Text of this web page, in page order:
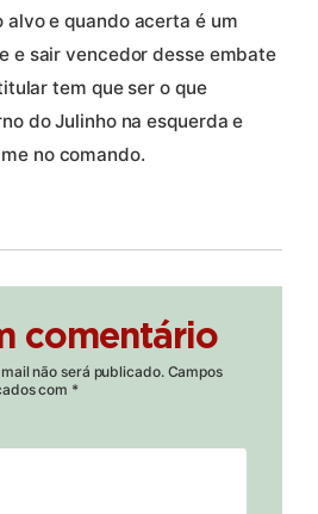
e quando acerta é um
e sair vencedor desse embate
tem que ser o que
do Julinho na esquerda e
no comando.
comentário
não será publicado. Campos
com *